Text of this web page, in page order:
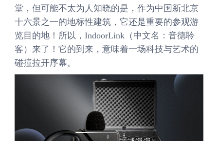
堂，但可能不太为人知晓的是，作为中国新北京
十六景之一的地标性建筑，它还是重要的参观游
览目的地！所以，IndoorLink（中文名：音德聆
客）来了！它的到来，意味着一场科技与艺术的
碰撞拉开序幕。